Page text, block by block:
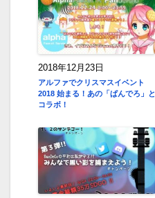
2018年12月23日
アルファでクリスマスイベント
2018 始まる！あの「ぱんでろ」と
コラボ！